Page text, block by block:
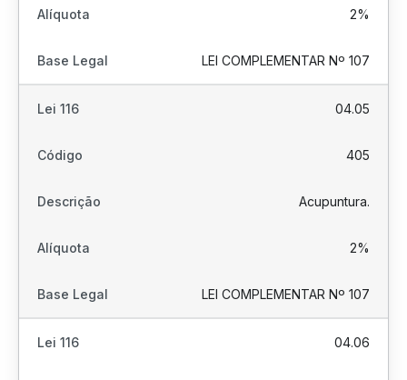
2%
LEI COMPLEMENTAR Nº 107
04.05
405
Acupuntura.
2%
LEI COMPLEMENTAR Nº 107
04.06